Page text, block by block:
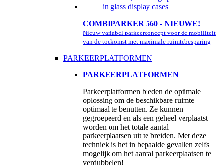
COMBIPARKER 560 - NIEUWE!
Nieuw variabel parkeerconcept voor de mobiliteit
van de toekomst met maximale ruimtebesparing
PARKEERPLATFORMEN
PARKEERPLATFORMEN
Parkeerplatformen bieden de optimale
oplossing om de beschikbare ruimte
optimaal te benutten. Ze kunnen
gegroepeerd en als een geheel verplaatst
worden om het totale aantal
parkeerplaatsen uit te breiden. Met deze
techniek is het in bepaalde gevallen zelfs
mogelijk om het aantal parkeerplaatsen te
verdubbelen!